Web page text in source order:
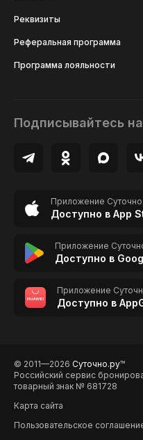
Реквизиты
Реферальная программа
Программа лояльности
Подписывайтесь
Приложение
Доступно в App
Приложение
Доступно в
Приложение
Доступно в
© 2011—2026 Суточно.руTM
Российский сервис
товарный знак № 681728
Карта сайта
Пользовательское